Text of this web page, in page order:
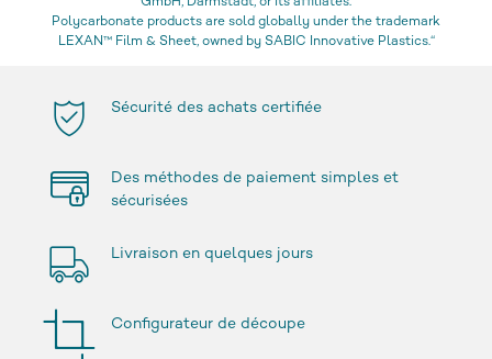
Polycarbonate products are sold globally under the trademark
LEXAN™ Film & Sheet, owned by SABIC Innovative Plastics.“
Sécurité des achats certifiée
Des méthodes de paiement simples et
sécurisées
Livraison en quelques jours
Configurateur de découpe